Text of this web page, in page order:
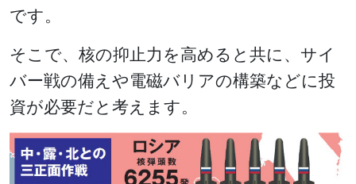
です。
そこで、核の抑止力を高めると共に、サイ
バー戦の備えや電磁バリアの構築などに投
資が必要だと考えます。